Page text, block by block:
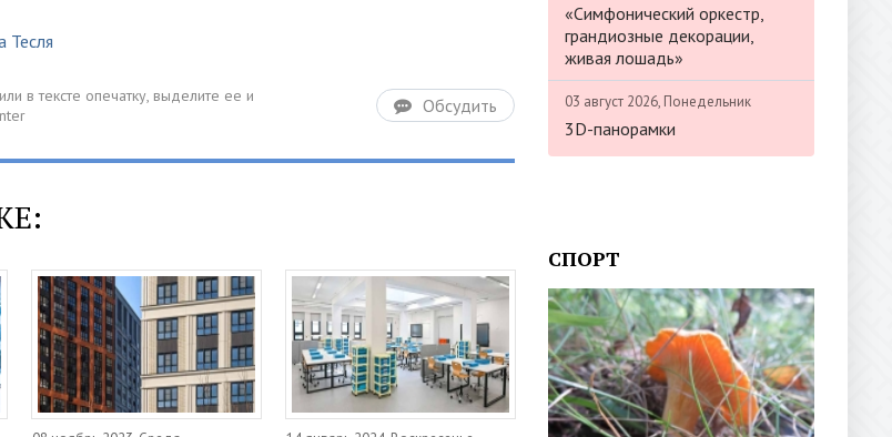
Тесля
Обсудить
«Симфонический оркестр,
грандиозные декорации,
живая лошадь»
03 август 2026, Понедельник
3D-панорамки
СПОРТ